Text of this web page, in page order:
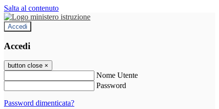
Salta al contenuto
Accedi
Accedi
button close ×
Nome Utente
Password
Password dimenticata?